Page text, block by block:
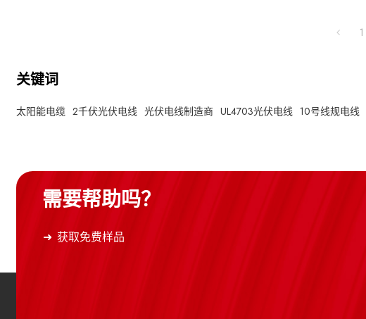
1
关键词
太阳能电缆 2千伏光伏电线 光伏电线制造商 UL4703光伏电线 10号线规电线
需要帮助吗？
获取免费样品